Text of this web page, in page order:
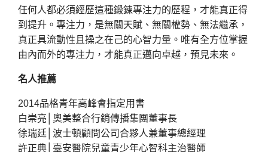
任何人都必須經歷這種鍛鍊專注力的歷程，才能真正得
到提升。專注力，是無關天賦、無關權勢、無法繼承，
真正具流動性且操之在己的心智力量。唯有全方位掌握
由內而外的專注力，才能真正邁向卓越，預見未來。
名人推薦
2014品格青年高峰會指定用書
白崇亮│奧美整合行銷傳播集團董事長
徐瑞廷│波士頓顧問公司合夥人兼董事總經理
許正典│臺安醫院兒童青少年心智科主治醫師